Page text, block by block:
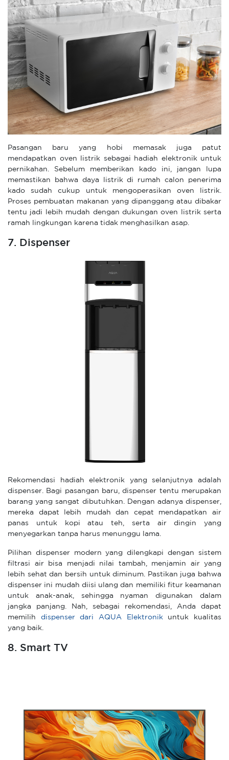
Pasangan baru yang hobi memasak juga patut
mendapatkan oven listrik sebagai hadiah elektronik untuk
pernikahan. Sebelum memberikan kado ini, jangan lupa
memastikan bahwa daya listrik di rumah calon penerima
kado sudah cukup untuk mengoperasikan oven listrik.
Proses pembuatan makanan yang dipanggang atau dibakar
tentu jadi lebih mudah dengan dukungan oven listrik serta
ramah lingkungan karena tidak menghasilkan asap.
7. Dispenser
Rekomendasi hadiah elektronik yang selanjutnya adalah
dispenser. Bagi pasangan baru, dispenser tentu merupakan
barang yang sangat dibutuhkan. Dengan adanya dispenser,
mereka dapat lebih mudah dan cepat mendapatkan air
panas untuk kopi atau teh, serta air dingin yang
menyegarkan tanpa harus menunggu lama.
Pilihan dispenser modern yang dilengkapi dengan sistem
filtrasi air bisa menjadi nilai tambah, menjamin air yang
lebih sehat dan bersih untuk diminum. Pastikan juga bahwa
dispenser ini mudah diisi ulang dan memiliki fitur keamanan
untuk anak-anak, sehingga nyaman digunakan dalam
jangka panjang. Nah, sebagai rekomendasi, Anda dapat
memilih dispenser dari AQUA Elektronikuntuk kualitas
yang baik.
8. Smart TV